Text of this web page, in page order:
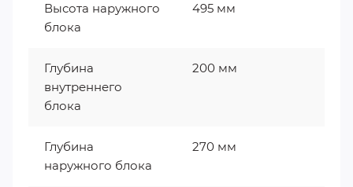
Высота наружного
блока
495 мм
Глубина
внутреннего
блока
200 мм
Глубина
наружного блока
270 мм